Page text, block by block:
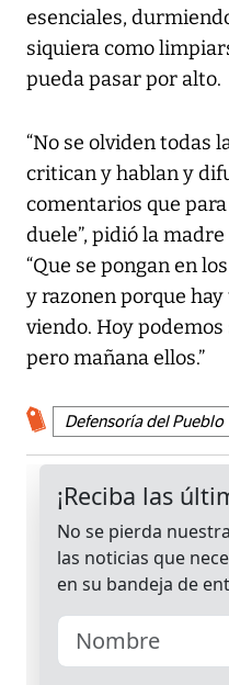
esenciales,
siquiera como
pueda pasar por alto.
“No se olviden todas
critican y hablan y
comentarios que
duele”, pidió la
“Que se pongan en
y razonen porque
viendo. Hoy
pero mañana ellos.”
Defensoría del Pueblo